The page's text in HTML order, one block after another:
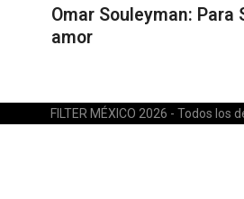
Omar Souleyman: Para
amor
FILTER MÉXICO 2026 - Todos los